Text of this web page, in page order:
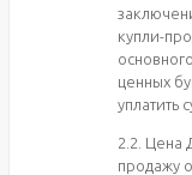
купли-
ценных
уплатить
2.2. Цена
продажу